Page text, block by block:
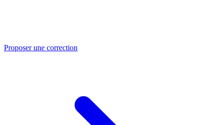
Proposer une correction